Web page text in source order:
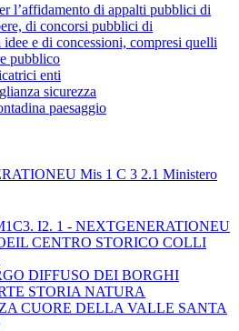
l’affidamento di appalti pubblici di
di concorsi pubblici di
e di concessioni, compresi quelli
pubblico
enti
sicurezza
paesaggio
Mis 1 C 3 2.1 Ministero
I2. 1 - NEXTGENERATIONEU
CENTRO STORICO COLLI
DIFFUSO DEI BORGHI
STORIA NATURA
CUORE DELLA VALLE SANTA